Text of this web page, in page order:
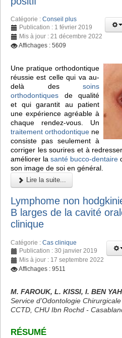
Catégorie : Conseil plus
Publication : 1 février 2019
Mis à jour : 21 décembre 2022
Affichages : 5609
Une pratique orthodontique
réussie est celle qui va au-
delà des soins
orthodontiques de qualité
et qui garantit au patient
une expérience agréable à
chaque rendez-vous. Un
traitement orthodontique ne
consiste pas seulement à
corriger les sourires et à
améliorer lasanté bucco-dentaire
son image de soi en général.
Lire la suite...
Lymphome non
B larges de la cavité
clinique
Catégorie : Cas clinique
Publication : 30 janvier 2019
Mis à jour : 17 septembre 2022
Affichages : 9511
M. FAROUK, L. KISSI, I. BEN
Service d’Odontologie Chirurgicale
CCTD, CHU Ibn Rochd -
RÉSUMÉ